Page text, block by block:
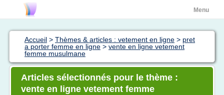
Menu
Accueil > Thèmes & articles : vetement en ligne > pret
a porter femme en ligne > vente en ligne vetement
femme musulmane
Articles sélectionnés pour le thème :
vente en ligne vetement femme